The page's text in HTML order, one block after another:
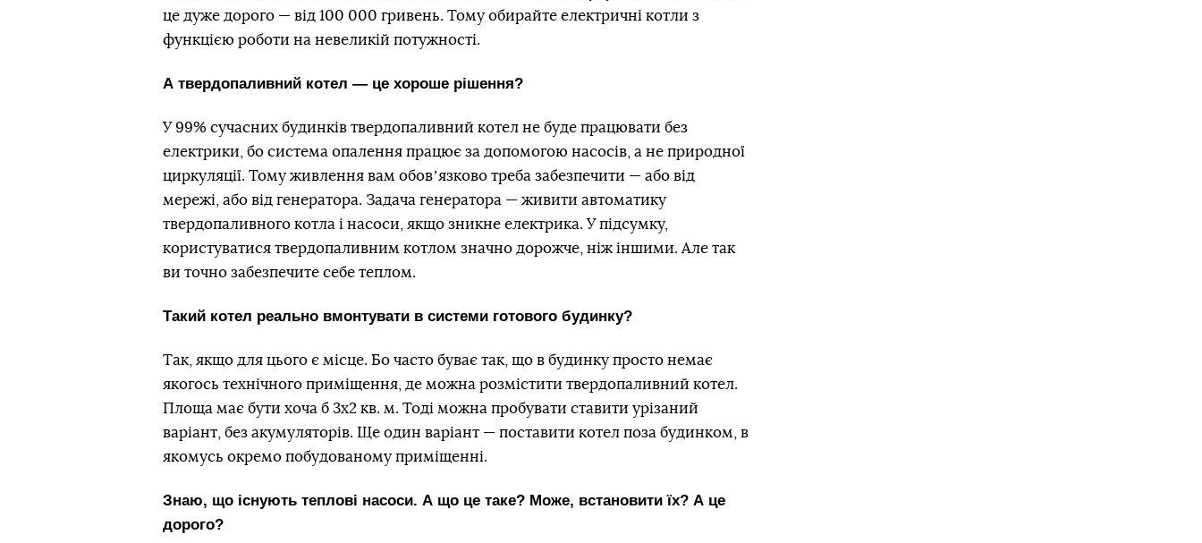
це дуже дорого — від 100 000 гривень. Тому обирайте електричні котли з
функцією роботи на невеликій потужності.
А твердопаливний котел — це хороше рішення?
У 99% сучасних будинків твердопаливний котел не буде працювати без
електрики, бо система опалення працює за допомогою насосів, а не природної
циркуляції. Тому живлення вам обовʼязково треба забезпечити — або від
мережі, або від генератора. Задача генератора — живити автоматику
твердопаливного котла і насоси, якщо зникне електрика. У підсумку,
користуватися твердопаливним котлом значно дорожче, ніж іншими. Але так
ви точно забезпечите себе теплом.
Такий котел реально вмонтувати в системи готового будинку?
Так, якщо для цього є місце. Бо часто буває так, що в будинку просто немає
якогось технічного приміщення, де можна розмістити твердопаливний котел.
Площа має бути хоча б 3х2 кв. м. Тоді можна пробувати ставити урізаний
варіант, без акумуляторів. Ще один варіант — поставити котел поза будинком, в
якомусь окремо побудованому приміщенні.
Знаю, що існують теплові насоси. А що це таке? Може, встановити їх? А це
дорого?